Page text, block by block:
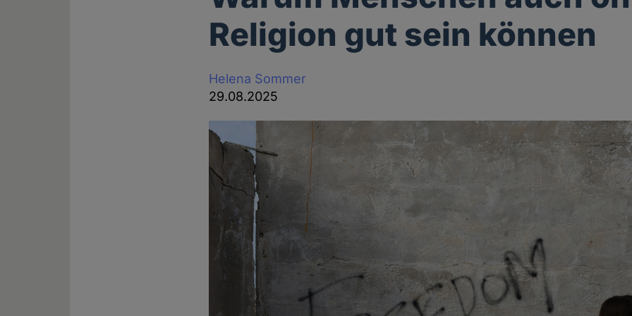
Religion gut sein können
Helena Sommer
29.08.2025